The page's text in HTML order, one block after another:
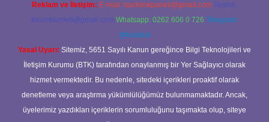
Reklam ve İletişim: E-mail: backlinkpaneli@gmail.com Teams:
forumhizmeti@gmail.com Whatsapp: 0262 606 0 726 Telegram:
@karabul
Yasal Uyarı: Sitemiz, 5651 Sayılı Kanun gereğince Bilgi Teknolojileri ve
İletişim Kurumu (BTK) tarafından onaylanmış bir Yer Sağlayıcı olarak
hizmet vermektedir. Bu nedenle, sitedeki içerikleri proaktif olarak
denetleme veya araştırma yükümlülüğümüz bulunmamaktadır. Ancak,
üyelerimiz yazdıkları içeriklerin sorumluluğunu taşımakta olup, siteye